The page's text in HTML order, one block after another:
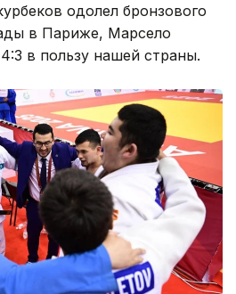
одолел бронзового
в Париже, Марсело
в пользу нашей страны.